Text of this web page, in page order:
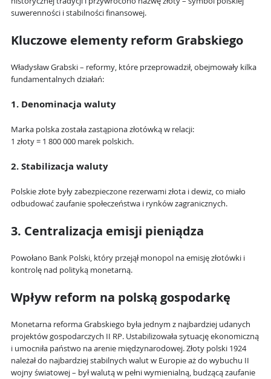
suwerenności i stabilności finansowej.
Kluczowe elementy reform Grabskiego
Władysław Grabski – reformy, które przeprowadził, obejmowały kilka
fundamentalnych działań:
1. Denominacja waluty
Marka polska została zastąpiona złotówką w relacji:
1 złoty = 1 800 000 marek polskich.
2. Stabilizacja waluty
Polskie złote były zabezpieczone rezerwami złota i dewiz, co miało
odbudować zaufanie społeczeństwa i rynków zagranicznych.
3. Centralizacja emisji pieniądza
Powołano Bank Polski, który przejął monopol na emisję złotówki i
kontrolę nad polityką monetarną.
Wpływ reform na polską gospodarkę
Monetarna reforma Grabskiego była jednym z najbardziej udanych
projektów gospodarczych II RP. Ustabilizowała sytuację ekonomiczną
i umocniła państwo na arenie międzynarodowej. Złoty polski 1924
należał do najbardziej stabilnych walut w Europie aż do wybuchu II
wojny światowej – był walutą w pełni wymienialną, budzącą zaufanie